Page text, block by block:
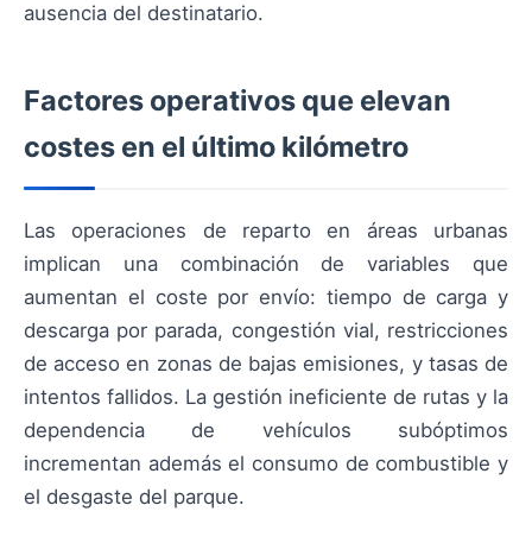
ausencia del destinatario.
Factores operativos que elevan
costes en el último kilómetro
Las operaciones de reparto en áreas urbanas
implican una combinación de variables que
aumentan el coste por envío: tiempo de carga y
descarga por parada, congestión vial, restricciones
de acceso en zonas de bajas emisiones, y tasas de
intentos fallidos. La gestión ineficiente de rutas y la
dependencia de vehículos subóptimos
incrementan además el consumo de combustible y
el desgaste del parque.